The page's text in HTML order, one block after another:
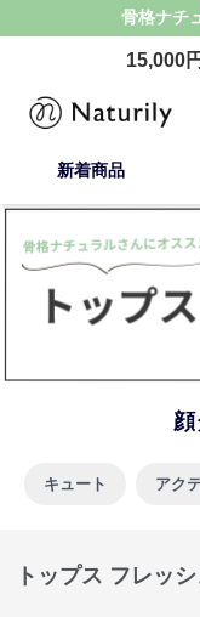
骨格ナチ
15,000
新着商品
キュート アク
トップス フレッ